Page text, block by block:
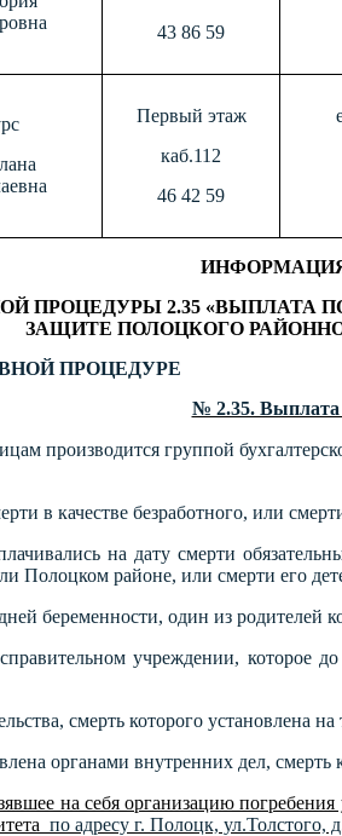
43 86 59
Первый этаж
каб.112
46 42 59
2.35 «ВЫПЛАТА
ЗАЩИТЕ ПОЛОЦКОГО
ПРОЦЕДУРЕ
№ 2.35. Выплата
производится группой
в качестве безработного, или
на дату смерти
Полоцком районе, или смерти его
беременности, один из
учреждении, которое
смерть которого установлена
органами внутренних дел,
на себя организацию
по адресу г. Полоцк, ул.Толстого,